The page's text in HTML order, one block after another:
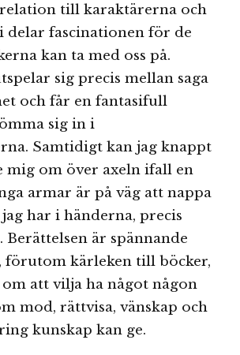
till karaktärerna och
delar fascinationen för de
kan ta med oss på.
sig precis mellan saga
och får en fantasifull
sig in i
Samtidigt kan jag knappt
mig om över axeln ifall en
armar är på väg att nappa
har i händerna, precis
Berättelsen är spännande
förutom kärleken till böcker,
att vilja ha något någon
mod, rättvisa, vänskap och
kunskap kan ge.